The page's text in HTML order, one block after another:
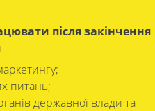
після закінчення
питань;
державної влади та